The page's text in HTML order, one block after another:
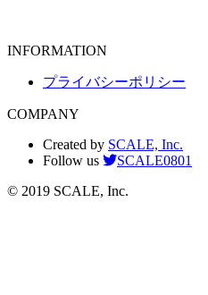
INFORMATION
プライバシーポリシー
COMPANY
Created by SCALE, Inc.
Follow us
SCALE0801
© 2019 SCALE, Inc.